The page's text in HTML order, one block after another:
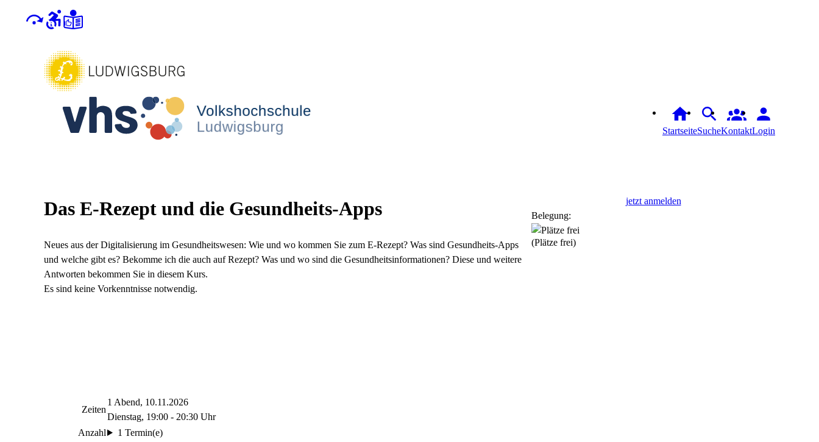
StartseiteSuche Login
Das E-Rezept und die Gesundheits-Apps
Neues aus der Digitalisierung im Gesundheitswesen: Wie und wo kommen Sie zum E-Rezept? Was sind Gesundheits-Apps
und welche gibt es? Bekomme ich die auch auf Rezept? Was und wo sind die Gesundheitsinformationen? Diese und weitere
Antworten bekommen Sie in diesem Kurs.
Es sind keine Vorkenntnisse notwendig.
Zeiten
1 Abend, 10.11.2026
Dienstag, 19:00 - 20:30 Uhr
Anzahl
1 Termin(e)
jetzt anmelden
Belegung:
(Plätze frei)